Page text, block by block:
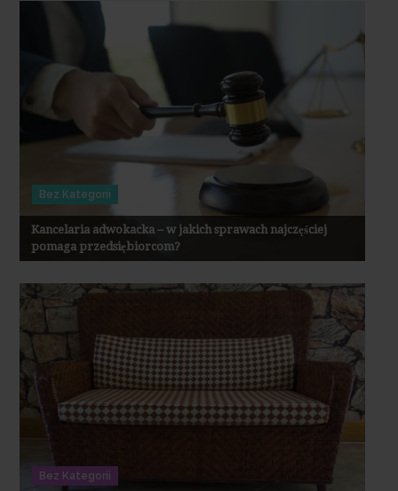
Bez Kategorii
Kancelaria adwokacka – w jakich sprawach najczęściej
pomaga przedsiębiorcom?
Bez Kategorii